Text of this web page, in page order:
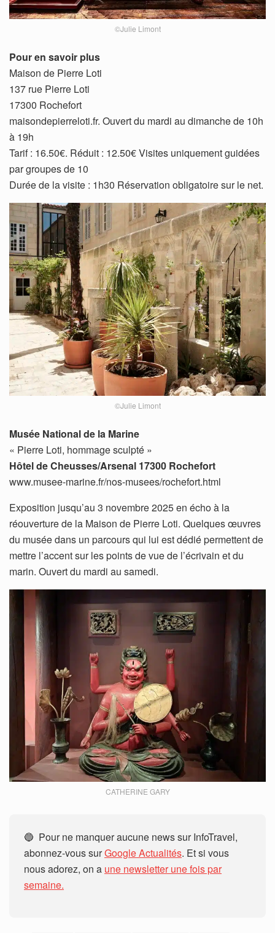
©Julie Limont
Pour en savoir plus
Maison de Pierre Loti
137 rue Pierre Loti
17300 Rochefort
maisondepierreloti.fr. Ouvert du mardi au dimanche de 10h
à 19h
Tarif : 16.50€. Réduit : 12.50€ Visites uniquement guidées
par groupes de 10
Durée de la visite : 1h30 Réservation obligatoire sur le net.
©Julie Limont
Musée National de la Marine
« Pierre Loti, hommage sculpté »
Hôtel de Cheusses/Arsenal 17300 Rochefort
www.musee-marine.fr/nos-musees/rochefort.html
Exposition jusqu’au 3 novembre 2025 en écho à la
réouverture de la Maison de Pierre Loti. Quelques œuvres
du musée dans un parcours qui lui est dédié permettent de
mettre l’accent sur les points de vue de l’écrivain et du
marin. Ouvert du mardi au samedi.
CATHERINE GARY
🔵 Pour ne manquer aucune news sur InfoTravel,
abonnez-vous surGoogle Actualités. Et si vous
nous adorez, on a une newsletter une fois par
semaine.